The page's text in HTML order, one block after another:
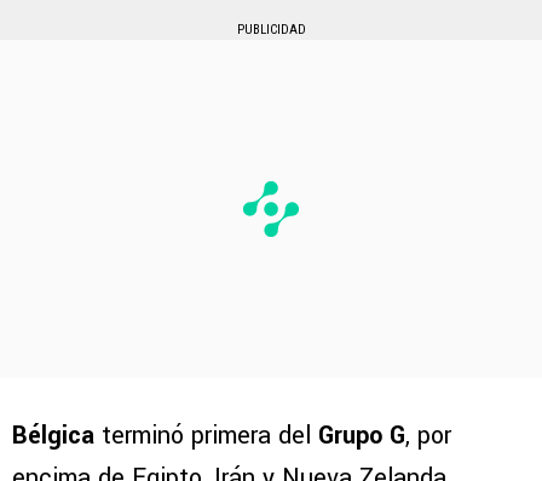
PUBLICIDAD
Bélgica terminó primera del Grupo G, por